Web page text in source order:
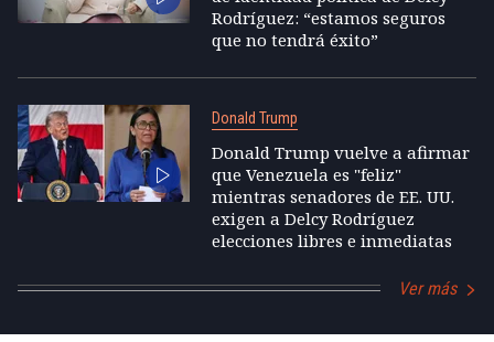
Rodríguez: “estamos seguros
que no tendrá éxito”
Donald Trump
Donald Trump vuelve a afirmar
que Venezuela es "feliz"
mientras senadores de EE. UU.
exigen a Delcy Rodríguez
elecciones libres e inmediatas
Ver más